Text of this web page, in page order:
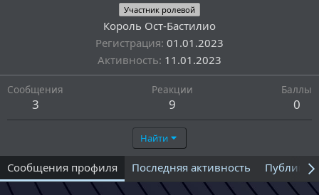
Участник ролевой
Король Ост-Бастилио
Регистрация 01.01.2023
Активность 11.01.2023
Сообщения
3
Реакции
9
Баллы
0
Найти
Сообщения профиля Последняя активность